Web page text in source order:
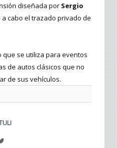
diseñada por Sergio
a cabo el trazado privado de
que se utiliza para eventos
de autos clásicos que no
de sus vehículos.
Twitter